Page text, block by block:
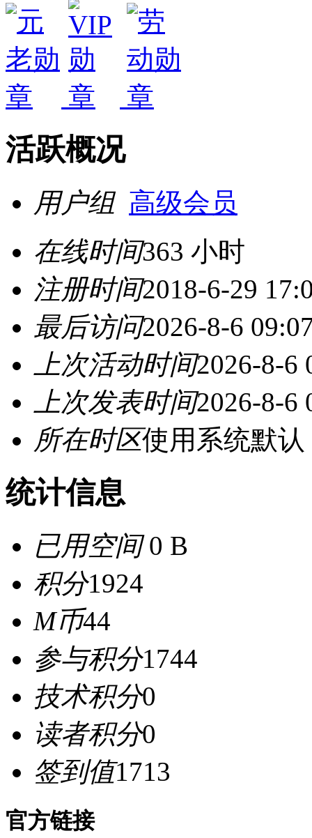
活跃概况
用户组 高级会员
在线时间363 小时
注册时间2018-6-29
最后访问2026-8-6
上次活动时间2026-8-6
上次发表时间2026-8-6
所在时区使用系统默认
统计信息
已用空间0 B
积分1924
M币44
参与积分1744
技术积分0
读者积分0
签到值1713
官方链接